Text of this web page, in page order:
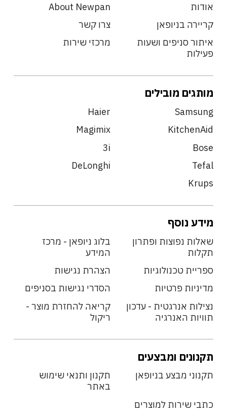
אודות
About Newpan
קריירה בניופאן
צרו קשר
איתור סניפים ושעות
פעילות
מרכזי שירות
מותגים מובילים
Samsung
Haier
KitchenAid
Magimix
Bose
3i
Tefal
DeLonghi
Krups
מידע נוסף
שאלות נפוצות ופתרון
תקלות
בלוג ניופאן - מרכז
המידע
ספריית טכנולוגיות
הצהרת נגישות
מדיניות פרטיות
הסדרי נגישות בסניפים
נצילות אנרגטית - עדכון
תוויות האנרגיה
קריאה להחזרת מוצר -
ריקול
תקנונים ומבצעים
תקנוני מבצע בניופאן
תקנון ותנאי שימוש
באתר
כתבי שירות למוצרים